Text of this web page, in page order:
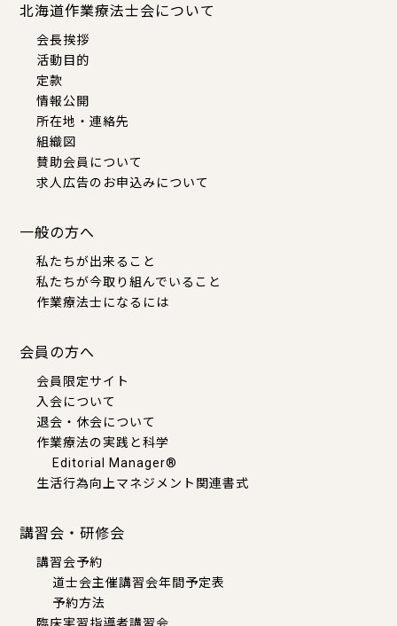
北海道作業療法士会について
会長挨拶
活動目的
定款
情報公開
所在地・連絡先
組織図
賛助会員について
求人広告のお申込みについて
一般の方へ
私たちが出来ること
私たちが今取り組んでいること
作業療法士になるには
会員の方へ
会員限定サイト
入会について
退会・休会について
作業療法の実践と科学
Editorial Manager®
生活行為向上マネジメント関連書式
講習会・研修会
講習会予約
道士会主催講習会年間予定表
予約方法